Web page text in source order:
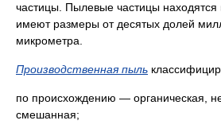
частицы. Пылевые частицы находятся
имеют размеры от десятых долей
микрометра.
Производственная пыль
по происхождению — органическая,
смешанная;